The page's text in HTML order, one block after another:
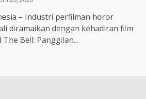
– Industri perfilman horor
diramaikan dengan kehadiran film
Bell: Panggilan...